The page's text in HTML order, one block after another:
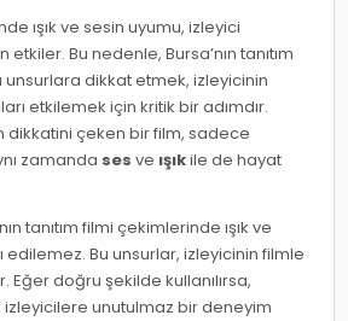
ışık ve sesin uyumu, izleyici
Bu nedenle, Bursa’nın tanıtım
dikkat etmek, izleyicinin
etkilemek için kritik bir adımdır.
dikkatini çeken bir film, sadece
zamanda ses ve ışıkile de hayat
tanıtım filmi çekimlerinde ışık ve
edilemez. Bu unsurlar, izleyicinin filmle
Eğer doğru şekilde kullanılırsa,
izleyicilere unutulmaz bir deneyim